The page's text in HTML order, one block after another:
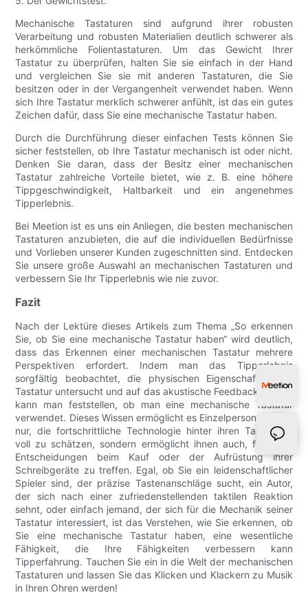
Mechanische Tastaturen sind aufgrund ihrer robusten
Verarbeitung und robusten Materialien deutlich schwerer als
herkömmliche Folientastaturen. Um das Gewicht Ihrer
Tastatur zu überprüfen, halten Sie sie einfach in der Hand
und vergleichen Sie sie mit anderen Tastaturen, die Sie
besitzen oder in der Vergangenheit verwendet haben. Wenn
sich Ihre Tastatur merklich schwerer anfühlt, ist das ein gutes
Zeichen dafür, dass Sie eine mechanische Tastatur haben.
Durch die Durchführung dieser einfachen Tests können Sie
sicher feststellen, ob Ihre Tastatur mechanisch ist oder nicht.
Denken Sie daran, dass der Besitz einer mechanischen
Tastatur zahlreiche Vorteile bietet, wie z. B. eine höhere
Tippgeschwindigkeit, Haltbarkeit und ein angenehmes
Tipperlebnis.
Bei Meetion ist es uns ein Anliegen, die besten mechanischen
Tastaturen anzubieten, die auf die individuellen Bedürfnisse
und Vorlieben unserer Kunden zugeschnitten sind. Entdecken
Sie unsere große Auswahl an mechanischen Tastaturen und
verbessern Sie Ihr Tipperlebnis wie nie zuvor.
Fazit
Nach der Lektüre dieses Artikels zum Thema „So erkennen
Sie, ob Sie eine mechanische Tastatur haben“ wird deutlich,
dass das Erkennen einer mechanischen Tastatur mehrere
Perspektiven erfordert. Indem man das Tipperlebnis
sorgfältig beobachtet, die physischen Eigenschaften der
Tastatur untersucht und auf das akustische Feedback achtet,
kann man feststellen, ob man eine mechanische Tastatur
verwendet. Dieses Wissen ermöglicht es Einzelpersonen nicht
nur, die fortschrittliche Technologie hinter ihren Tastaturen
voll zu schätzen, sondern ermöglicht ihnen auch, fundierte
Entscheidungen beim Kauf oder der Aufrüstung ihrer
Schreibgeräte zu treffen. Egal, ob Sie ein leidenschaftlicher
Spieler sind, der präzise Tastenanschläge sucht, ein Autor,
der sich nach einer zufriedenstellenden taktilen Reaktion
sehnt, oder einfach jemand, der sich für die Mechanik seiner
Tastatur interessiert, ist das Verstehen, wie Sie erkennen, ob
Sie eine mechanische Tastatur haben, eine wesentliche
Fähigkeit, die Ihre Fähigkeiten verbessern kann
Tipperfahrung. Tauchen Sie ein in die Welt der mechanischen
Tastaturen und lassen Sie das Klicken und Klackern zu Musik
in Ihren Ohren werden!